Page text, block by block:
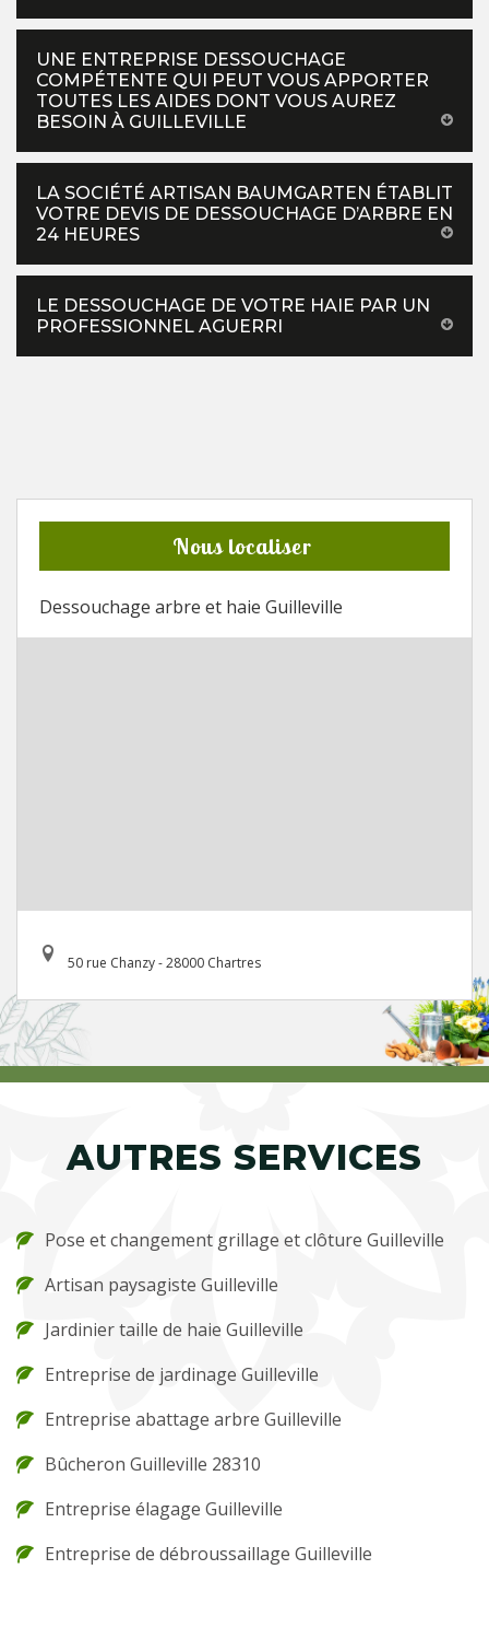
UNE ENTREPRISE DESSOUCHAGE
COMPÉTENTE QUI PEUT VOUS APPORTER
TOUTES LES AIDES DONT VOUS AUREZ
BESOIN À GUILLEVILLE
LA SOCIÉTÉ ARTISAN BAUMGARTEN ÉTABLIT
VOTRE DEVIS DE DESSOUCHAGE D’ARBRE EN
24 HEURES
LE DESSOUCHAGE DE VOTRE HAIE PAR UN
PROFESSIONNEL AGUERRI
Nous localiser
Dessouchage arbre et haie Guilleville
50 rue Chanzy - 28000 Chartres
AUTRES SERVICES
Pose et changement grillage et clôture Guilleville
Artisan paysagiste Guilleville
Jardinier taille de haie Guilleville
Entreprise de jardinage Guilleville
Entreprise abattage arbre Guilleville
Bûcheron Guilleville 28310
Entreprise élagage Guilleville
Entreprise de débroussaillage Guilleville